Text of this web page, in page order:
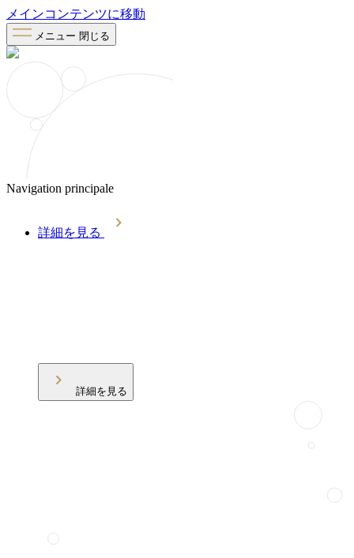
メインコンテンツに移動
メニュー 閉じる
Navigation principale
詳細を見る
詳細を見る